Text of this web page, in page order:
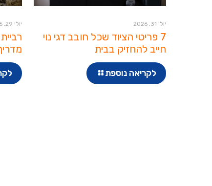
יולי 31, 2026
7 פריטי הציוד שכל חובב דגי נוי
חייב להחזיק בבית
לקריאה נוספת
יולי 29, 2026